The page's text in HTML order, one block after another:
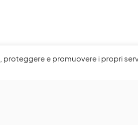
e promuovere i propri